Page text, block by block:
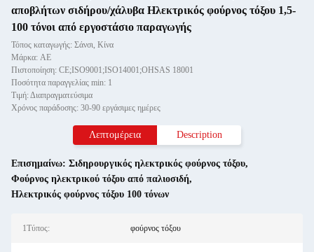
αποβλήτων σιδήρου/χάλυβα Ηλεκτρικός φούρνος τόξου 1,5-
100 τόνοι από εργοστάσιο παραγωγής
Τόπος καταγωγής: Σάνσι, Κίνα
Μάρκα: AE
Πιστοποίηση: CE;ISO9001;ISO14001;OHSAS 18001
Ποσότητα παραγγελίας min: 1
Τιμή: Διαπραγματεύσιμα
Χρόνος παράδοσης: 30-90 εργάσιμες ημέρες
Λεπτομέρεια Description
Επισημαίνω: Σιδηρουργικός ηλεκτρικός φούρνος τόξου,
Φούρνος ηλεκτρικού τόξου από παλιοσιδή,
Ηλεκτρικός φούρνος τόξου 100 τόνων
1Τύπος: φούρνος τόξου